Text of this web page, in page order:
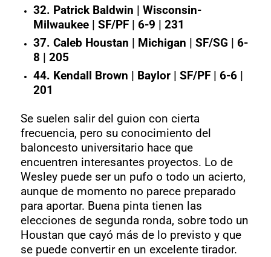
32. Patrick Baldwin | Wisconsin-
Milwaukee | SF/PF | 6-9 | 231
37. Caleb Houstan | Michigan | SF/SG | 6-
8 | 205
44. Kendall Brown | Baylor | SF/PF | 6-6 |
201
Se suelen salir del guion con cierta
frecuencia, pero su conocimiento del
baloncesto universitario hace que
encuentren interesantes proyectos. Lo de
Wesley puede ser un pufo o todo un acierto,
aunque de momento no parece preparado
para aportar. Buena pinta tienen las
elecciones de segunda ronda, sobre todo un
Houstan que cayó más de lo previsto y que
se puede convertir en un excelente tirador.